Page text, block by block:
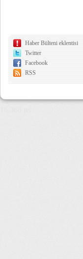
Haber Bülteni eklentisi
Twitter
Facebook
RSS